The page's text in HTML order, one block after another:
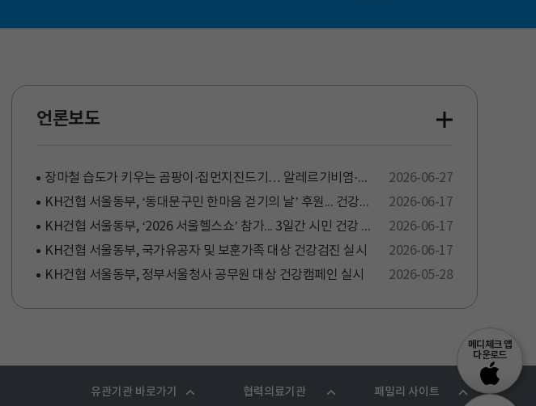
언론보도
장마철 습도가 키우는 곰팡이·집먼지진드기… 알레르기비염·천식 주의
2026-06-27
KH건협 서울동부, ‘동대문구민 한마음 걷기의 날’ 후원... 건강홍보 캠페인 전개
2026-06-17
KH건협 서울동부, ‘2026 서울헬스쇼’ 참가... 3일간 시민 건강 캠페인 성료
2026-06-17
KH건협 서울동부, 국가유공자 및 보훈가족 대상 건강검진 실시
2026-06-17
KH건협 서울동부, 정부서울청사 공무원 대상 건강캠페인 실시
2026-05-28
메디체크 앱
다운로드
유관기관 바로가기 협력의료기관 패밀리 사이트